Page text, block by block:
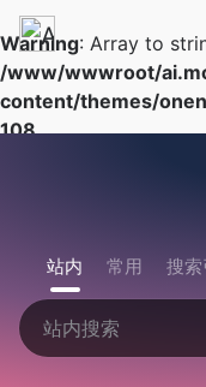
Warning: Array to
/www/wwwroot/
content/themes/
108
站内 常用 搜